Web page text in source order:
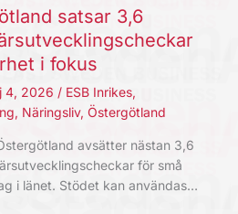
satsar 3,6
i fokus
4, 2026 / ESB Inrikes,
, Näringsliv, Östergötland
avsätter nästan 3,6
för små
i länet. Stödet kan användas…